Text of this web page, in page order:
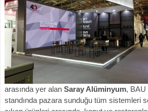
arasında yer alan Saray Alüminyum, BAU
standında pazara sunduğu tüm sistemleri